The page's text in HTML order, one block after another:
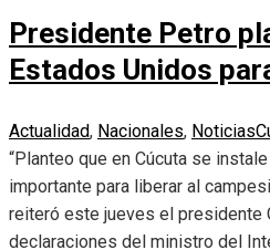
Presidente Petro
Estados Unidos
Actualidad, Nacionales, Noticias
“Planteo que en Cúcuta se
importante para liberar al
reiteró este jueves el presidente
declaraciones del ministro del